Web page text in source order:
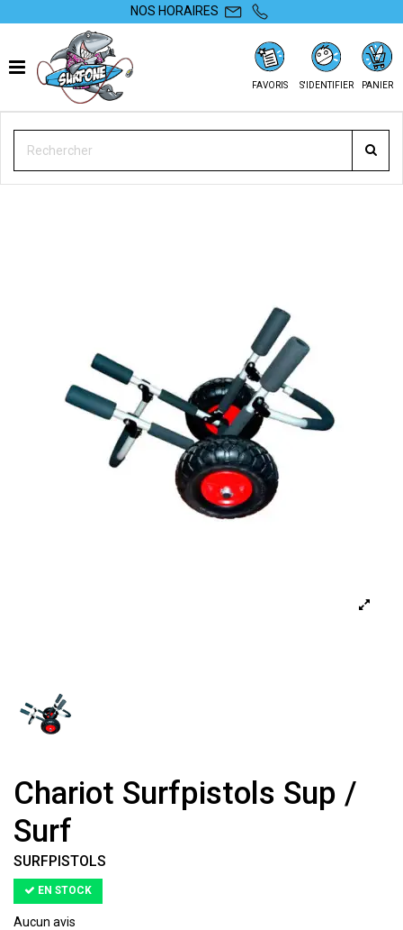
NOS HORAIRES
FAVORIS S'IDENTIFIER PANIER
CHARIOT SURFPISTOLS SUP / SURF
Chariot Surfpistols Sup /
Surf
SURFPISTOLS
EN STOCK
Aucun avis